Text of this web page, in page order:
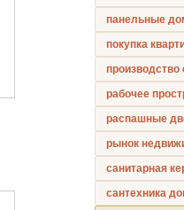
панельные
покупка
производство
рабочее
распашные
рынок
санитарная
сантехника